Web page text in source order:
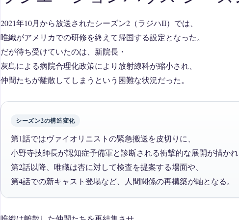
2021年10月から放送されたシーズン2（ラジハII）では、
唯織がアメリカでの研修を終えて帰国する設定となった。
だが待ち受けていたのは、新院長・
灰島による病院合理化政策により放射線科が縮小され、
仲間たちが離散してしまうという困難な状況だった。
シーズン2の構造変化
第1話ではヴァイオリニストの緊急搬送を皮切りに、
小野寺技師長が認知症予備軍と診断される衝撃的な展開が描か
第2話以降、唯織は杏に対して検査を提案する場面や、
第4話での新キャスト登場など、人間関係の再構築が軸となる。